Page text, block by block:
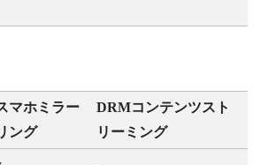
マホミラー
ング
DRMコンテンツスト
リーミング